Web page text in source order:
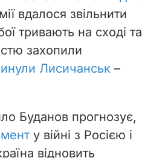
вдалося звільнити
тривають на сході та
захопили
Лисичанськ –
Буданов прогнозує,
у війні з Росією і
відновить